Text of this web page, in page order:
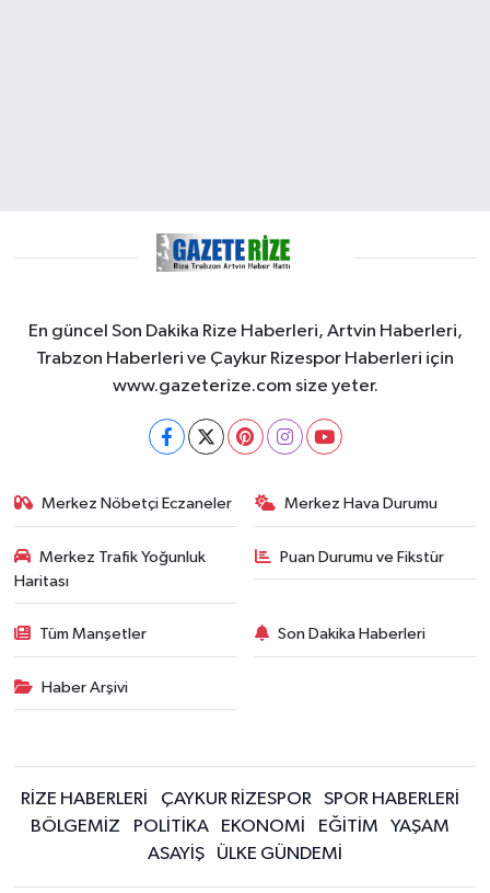
En güncel Son Dakika Rize Haberleri, Artvin Haberleri,
Trabzon Haberleri ve Çaykur Rizespor Haberleri için
www.gazeterize.com size yeter.
Merkez Nöbetçi Eczaneler Merkez Hava Durumu
Merkez Trafik Yoğunluk
Haritası
Puan Durumu ve Fikstür
Tüm Manşetler Son Dakika Haberleri
Haber Arşivi
RİZE HABERLERİ ÇAYKUR RİZESPOR
SPOR HABERLERİ
BÖLGEMİZ
POLİTİKA EKONOMİ EĞİTİM
YAŞAM
ASAYİŞ
ÜLKE GÜNDEMİ